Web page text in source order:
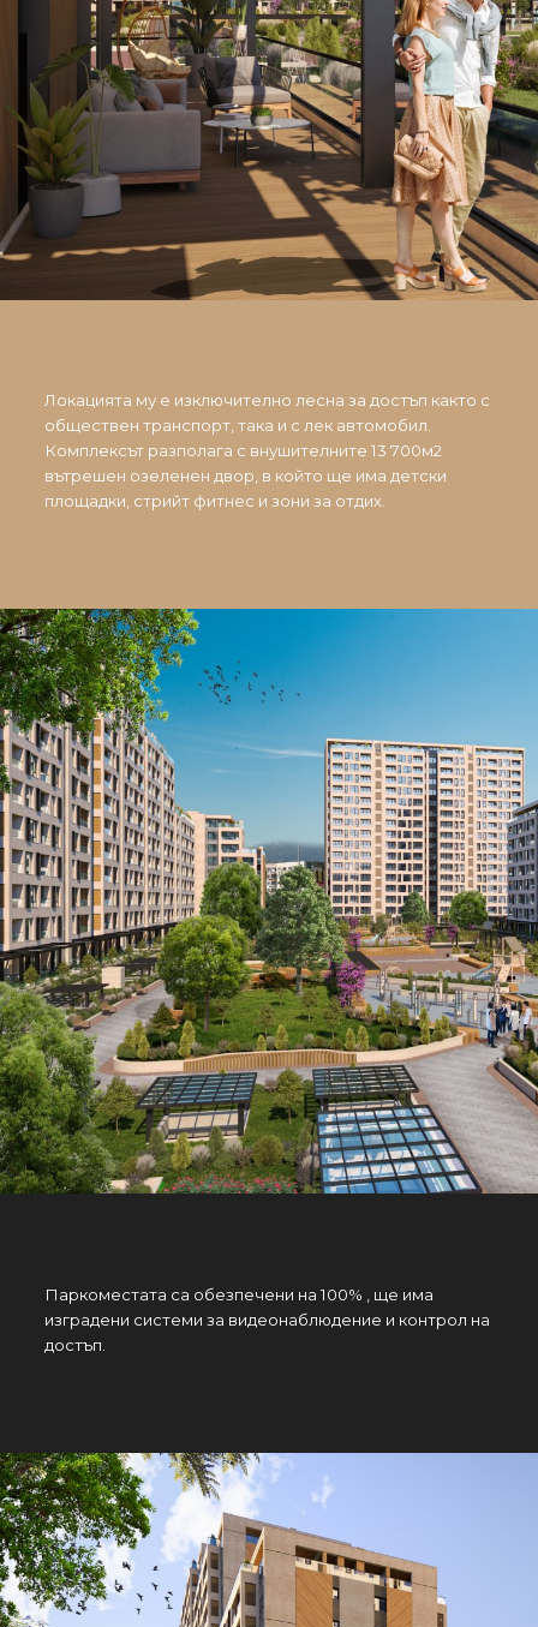
Локацията му е изключително лесна за достъп както с
обществен транспорт, така и с лек автомобил.
Комплексът разполага с внушителните 13 700м2
вътрешен озеленен двор, в който ще има детски
площадки, стрийт фитнес и зони за отдих.
Паркоместата са обезпечени на 100% , ще има
изградени системи за видеонаблюдение и контрол на
достъп.